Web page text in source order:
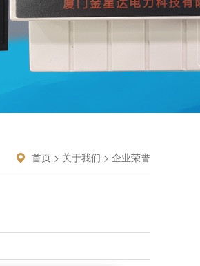
首页 > 关于我们 > 企业荣誉